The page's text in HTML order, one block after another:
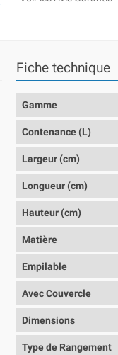
Fiche technique
Gamme
Contenance (L)
Largeur (cm)
Longueur (cm)
Hauteur (cm)
Matière
Empilable
Avec Couvercle
Dimensions
Type de Rangement